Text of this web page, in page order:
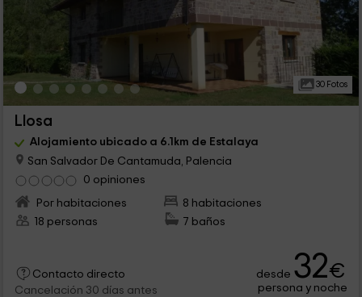
30 Fotos
Llosa
Alojamiento ubicado a 6.1km de Estalaya
San Salvador De Cantamuda, Palencia
0 opiniones
Por habitaciones
8 habitaciones
18 personas
7 baños
Contacto directo
Cancelación 30 días antes
desde 32€
persona y noche